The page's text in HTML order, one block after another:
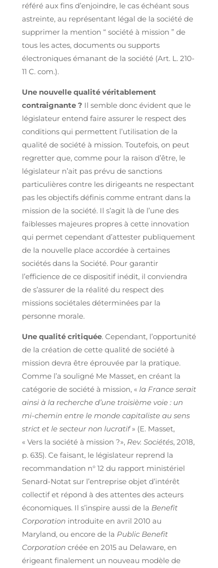
référé aux fins d’enjoindre, le cas échéant sous
astreinte, au représentant légal de la société de
supprimer la mention “ société à mission ” de
tous les actes, documents ou supports
électroniques émanant de la société (Art. L. 210-
11 C. com.).
Une nouvelle qualité véritablement
contraignante ? Il semble donc évident que le
législateur entend faire assurer le respect des
conditions qui permettent l’utilisation de la
qualité de société à mission. Toutefois, on peut
regretter que, comme pour la raison d’être, le
législateur n’ait pas prévu de sanctions
particulières contre les dirigeants ne respectant
pas les objectifs définis comme entrant dans la
mission de la société. Il s’agit là de l’une des
faiblesses majeures propres à cette innovation
qui permet cependant d’attester publiquement
de la nouvelle place accordée à certaines
sociétés dans la Société. Pour garantir
l’efficience de ce dispositif inédit, il conviendra
de s’assurer de la réalité du respect des
missions sociétales déterminées par la
personne morale.
Une qualité critiquée. Cependant, l’opportunité
de la création de cette qualité de société à
mission devra être éprouvée par la pratique.
Comme l’a souligné Me Masset, en créant la
catégorie de société à mission, « la France serait
ainsi à la recherche d’une troisième voie : un
mi-chemin entre le monde capitaliste au sens
strict et le secteur non lucratif» (E. Masset,
« Vers la société à mission ?», Rev. Sociétés, 2018,
p. 635). Ce faisant, le législateur reprend la
recommandation n° 12 du rapport ministériel
Senard-Notat sur l’entreprise objet d’intérêt
collectif et répond à des attentes des acteurs
économiques. Il s’inspire aussi de la Benefit
Corporation introduite en avril 2010 au
Maryland, ou encore de la Public Benefit
Corporation créée en 2015 au Delaware, en
érigeant finalement un nouveau modèle de